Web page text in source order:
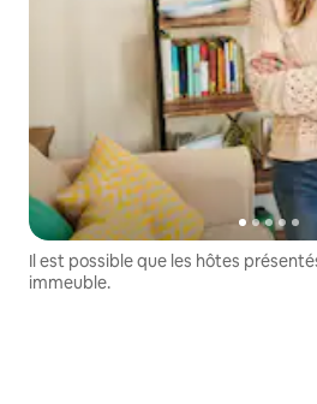
Il est possible que les hôtes
immeuble.